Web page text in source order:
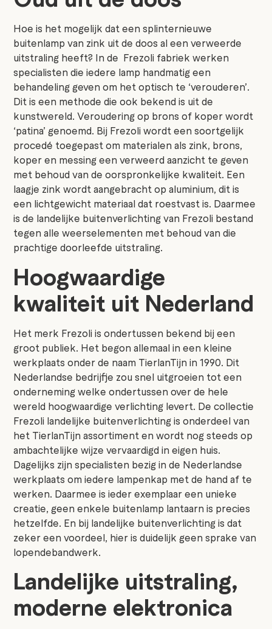
Hoe is het mogelijk dat een splinternieuwe
buitenlamp van zink uit de doos al een verweerde
uitstraling heeft? In de Frezoli fabriek werken
specialisten die iedere lamp handmatig een
behandeling geven om het optisch te ‘verouderen’.
Dit is een methode die ook bekend is uit de
kunstwereld. Veroudering op brons of koper wordt
‘patina’ genoemd. Bij Frezoli wordt een soortgelijk
procedé toegepast om materialen als zink, brons,
koper en messing een verweerd aanzicht te geven
met behoud van de oorspronkelijke kwaliteit. Een
laagje zink wordt aangebracht op aluminium, dit is
een lichtgewicht materiaal dat roestvast is. Daarmee
is de landelijke buitenverlichting van Frezoli bestand
tegen alle weerselementen met behoud van die
prachtige doorleefde uitstraling.
Hoogwaardige
kwaliteit uit Nederland
Het merk Frezoli is ondertussen bekend bij een
groot publiek. Het begon allemaal in een kleine
werkplaats onder de naam TierlanTijn in 1990. Dit
Nederlandse bedrijfje zou snel uitgroeien tot een
onderneming welke ondertussen over de hele
wereld hoogwaardige verlichting levert. De collectie
Frezoli landelijke buitenverlichting is onderdeel van
het TierlanTijn assortiment en wordt nog steeds op
ambachtelijke wijze vervaardigd in eigen huis.
Dagelijks zijn specialisten bezig in de Nederlandse
werkplaats om iedere lampenkap met de hand af te
werken. Daarmee is ieder exemplaar een unieke
creatie, geen enkele buitenlamp lantaarn is precies
hetzelfde. En bij landelijke buitenverlichting is dat
zeker een voordeel, hier is duidelijk geen sprake van
lopendebandwerk.
Landelijke uitstraling,
moderne elektronica